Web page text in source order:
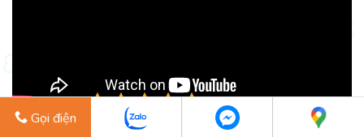
5/5 - (1 bình chọn)
Gọi điện